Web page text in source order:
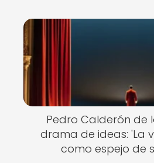
Pedro Calderón de
drama de ideas: 'La
como espejo de